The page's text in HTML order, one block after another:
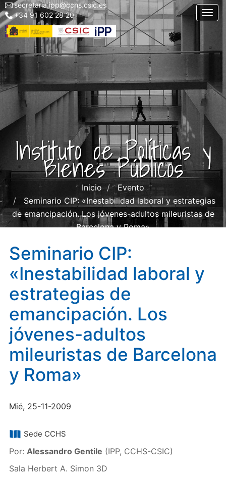
Pasar
al
contenido
Menu
top
left
secretaria.ipp@cchs.csic.es
+34 91 602 28 20
Instituto de Políticas y
Bienes Públicos
Inicio
Evento
Seminario CIP: «Inestabilidad laboral y estrategias
de emancipación. Los jóvenes-adultos mileuristas de
Barcelona y Roma»
Seminario CIP:
«Inestabilidad laboral y
estrategias de
emancipación. Los
jóvenes-adultos
mileuristas de Barcelona
y Roma»
Mié, 25-11-2009
Sede CCHS
Por: Alessandro Gentile (IPP, CCHS-CSIC)
Sala Herbert A. Simon 3D